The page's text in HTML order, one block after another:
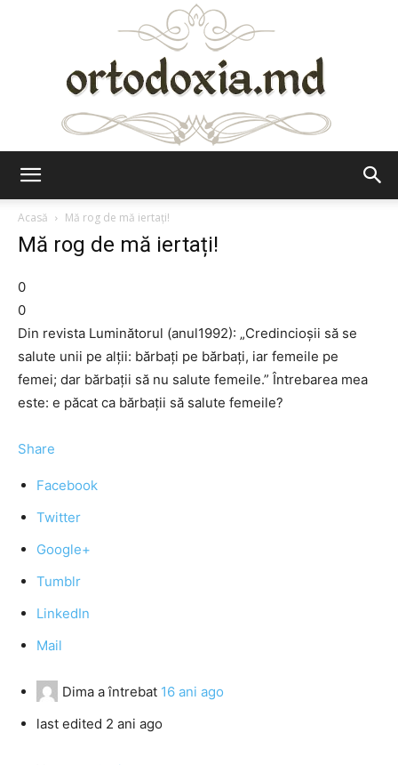
Acasă
Mă rog de mă iertați!
Mă rog de mă iertați!
0
0
Din revista Luminătorul (anul1992): „Credincioșii să se
salute unii pe alții: bărbați pe bărbați, iar femeile pe
femei; dar bărbații să nu salute femeile.” Întrebarea mea
este: e păcat ca bărbații să salute femeile?
Share
Facebook
Twitter
Google+
Tumblr
LinkedIn
Mail
Dima a întrebat 16 ani ago
last edited 2 ani ago